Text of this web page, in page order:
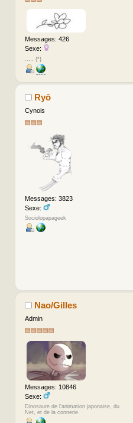
Messages: 426
Sexe:
..... {*}
Ryō
Cynois
Messages: 3823
Sexe:
Sociolopapageek
Nao/Gilles
Admin
Messages: 10846
Sexe:
Dinosaure de l'animation japonaise, du
Net, et de la connerie.